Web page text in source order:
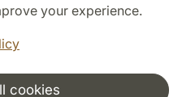
your experience.
cookies